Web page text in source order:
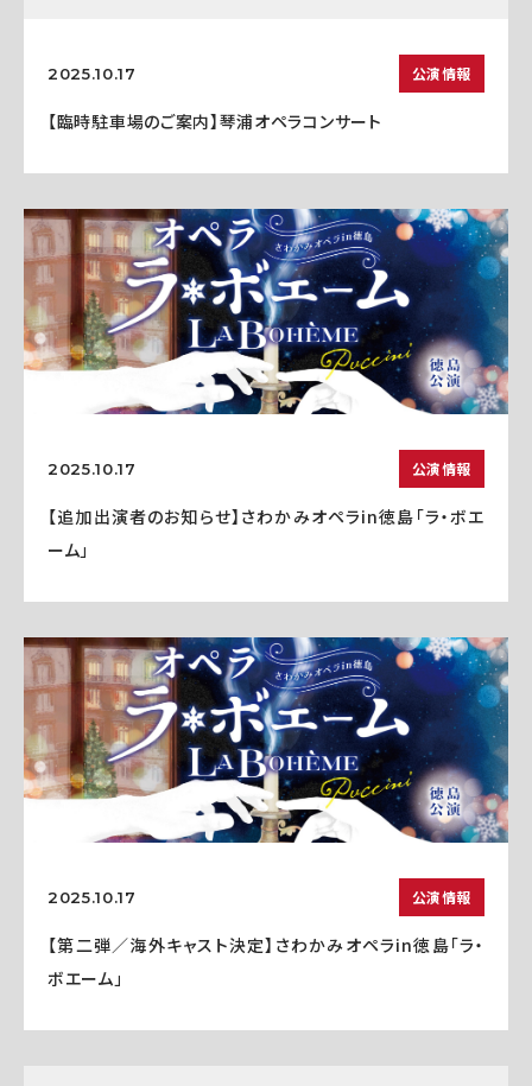
2025.10.17 公演情報
【臨時駐車場のご案内】琴浦オペラコンサート
2025.10.17 公演情報
【追加出演者のお知らせ】さわかみオペラin徳島「ラ・ボエ
ーム」
2025.10.17 公演情報
【第二弾／海外キャスト決定】さわかみオペラin徳島「ラ・
ボエーム」